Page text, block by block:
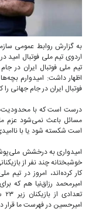
به گزارش روابط عمومی
اردوی تیم ملی فوتبال امید
اظهار داشت: امیدوارم
فوتبال ایران در جام جهانی
درست است که با
مسائل باعث نمی‌شود عزم
است شکسته شود یا با
امیدواری به درخشش
خوشبختانه چند نفر از
کار کرده‌اند، امروز در تیم
امیرمحمد رزاق‌نیا هم که
امیرحسین در فهرست ما قرار